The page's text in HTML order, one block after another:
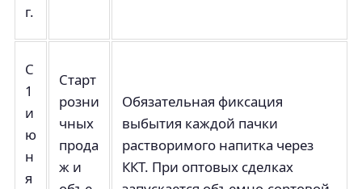
г.
С
1
и
ю
н
я
Старт
розни
чных
прода
ж и
Обязательная фиксация
выбытия каждой пачки
растворимого напитка через
ККТ. При оптовых сделках